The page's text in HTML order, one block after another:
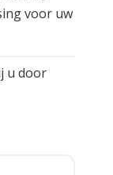
voor uw
u door